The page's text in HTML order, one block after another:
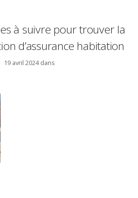
à suivre pour trouver la
d’assurance habitation
19 avril 2024 dans